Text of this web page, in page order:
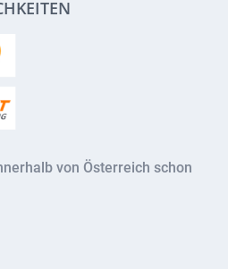
von Österreich schon